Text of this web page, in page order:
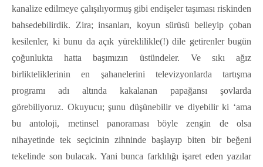
kanalize edilmeye çalışılıyormuş gibi endişeler taşıması riskinden
bahsedebilirdik. Zira; insanları, koyun sürüsü belleyip çoban
kesilenler, ki bunu da açık yüreklilikle(!) dile getirenler bugün
çoğunlukta hatta başımızın üstündeler. Ve sıkı ağız
birlikteliklerinin en şahanelerini televizyonlarda tartışma
programı adı altında kakalanan papağansı şovlarda
görebiliyoruz. Okuyucu; şunu düşünebilir ve diyebilir ki ‘ama
bu antoloji, metinsel panoraması böyle zengin de olsa
nihayetinde tek seçicinin zihninde başlayıp biten bir beğeni
tekelinde son bulacak. Yani bunca farklılığı işaret eden yazılar